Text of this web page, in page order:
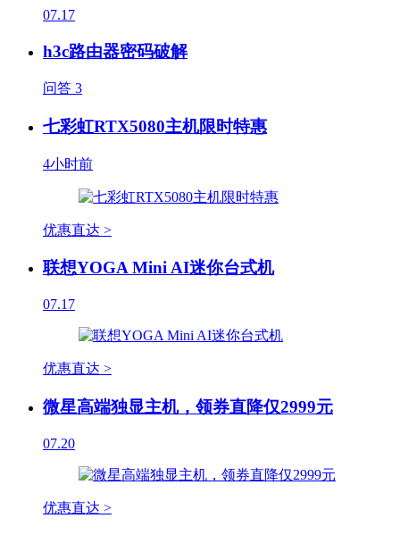
07.17
h3c路由器密码破解
问答 3
七彩虹RTX5080主机限时特惠
4小时前
优惠直达 >
联想YOGA Mini AI迷你台式机
07.17
优惠直达 >
微星高端独显主机，领券直降仅2999元
07.20
优惠直达 >